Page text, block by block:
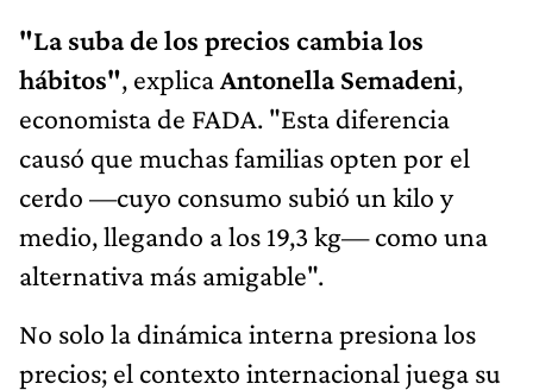
"La suba de los precios cambia los
hábitos", explicaAntonella Semadeni,
economista de FADA. "Esta diferencia
causó que muchas familias opten por el
cerdo —cuyo consumo subió un kilo y
medio, llegando a los 19,3 kg— como una
alternativa más amigable".
No solo la dinámica interna presiona los
precios; el contexto internacional juega su